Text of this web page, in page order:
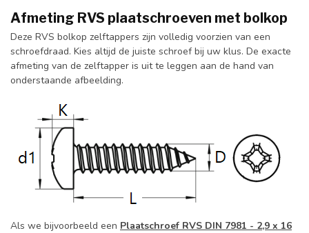
Afmeting RVS plaatschroeven met bolkop
Deze RVS bolkop zelftappers zijn volledig voorzien van een
schroefdraad. Kies altijd de juiste schroef bij uw klus. De exacte
afmeting van de zelftapper is uit te leggen aan de hand van
onderstaande afbeelding.
Als we bijvoorbeeld een Plaatschroef RVS DIN 7981 - 2,9 x 16